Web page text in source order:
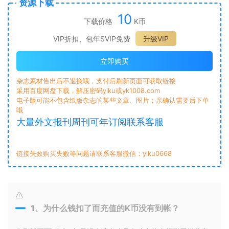
资源下载
下载价格 10 K币
VIP折扣、包年SVIP免费
升级VIP
立即购买
杂志素材售出后不退换哦，支付后刷新页面可获取链接
采用百度网盘下载，解压密码yiku或yk1008.com
电子版可能不包含纸版杂志的某些文章、图片；亲确认需要后下单
哦
大量外文报刊周刊可年订阅联系客服
链接失效购买失败等问题请联系客服微信：yiku0668
1、为什么钱扣了而充值的K币没有到帐？